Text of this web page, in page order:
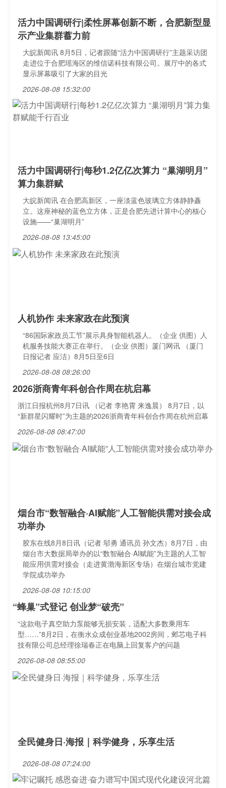
活力中国调研行|柔性屏幕创新不断，合肥新型显
示产业集群蓄力前
大皖新闻讯 8月5日，记者跟随“活力中国调研行”主题采访团
走进位于合肥瑶海区的维信诺科技有限公司。展厅中的各式
显示屏幕吸引了大家的目光
2026-08-08 15:32:00
活力中国调研行|每秒1.2亿亿次算力 “巢湖明月”
算力集群赋
大皖新闻讯 在合肥高新区，一座淡蓝色玻璃立方体静静矗
立。这座神秘的蓝色立方体，正是合肥先进计算中心的核心
设施——“巢湖明月”
2026-08-08 13:45:00
人机协作 未来家政在此预演
“86国际家政员工节”展示具身智能机器人。（企业 供图）人
机服务技能大赛正在举行。（企业 供图）厦门网讯 （厦门
日报记者 应洁）8月5日至6日
2026-08-08 08:26:00
2026浙商青年科创合作周在杭启幕
浙江日报杭州8月7日讯 （记者 李艳霄 来逸晨） 8月7日，以
“新群星闪耀时”为主题的2026浙商青年科创合作周在杭州启幕
2026-08-08 08:47:00
烟台市“数智融合·AI赋能”人工智能供需对接会成
功举办
胶东在线8月8日讯（记者 邬勇 通讯员 孙文杰）8月7日，由
烟台市大数据局举办的以“数智融合·AI赋能”为主题的人工智
能应用供需对接会（走进黄渤海新区专场）在烟台城市党建
学院成功举办
2026-08-08 10:15:00
“蜂巢”式登记 创业梦“破壳”
“这款电子真空助力泵能够无损安装，适配大多数乘用车
型……”8月2日，在衡水众成创业基地2002房间，邺芯电子科
技有限公司总经理徐瑞春正在电脑上回复客户的问题
2026-08-08 08:55:00
全民健身日·海报｜科学健身，乐享生活
2026-08-08 07:24:00